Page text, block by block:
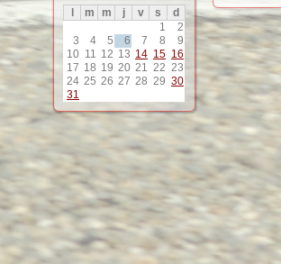
m m j v s
d
1
2
3
4 5 6 7 8
9
10 11 12 13 14 15 16
17 18 19 20 21 22 23
24 25 26 27 28 29 30
31
11
12
13
15
16